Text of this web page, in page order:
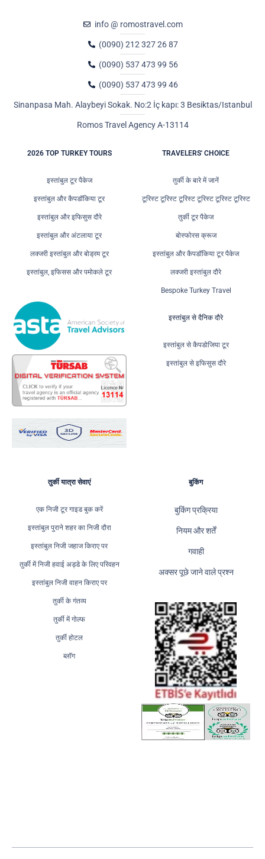
info @ romostravel.com
(0090) 212 327 26 87
(0090) 537 473 99 56
(0090) 537 473 99 46
Sinanpasa Mah. Alaybeyi Sokak. No:2 İç kapı: 3 Besiktas/Istanbul
Romos Travel Agency A-13114
2026 TOP TURKEY TOURS
इस्तांबुल टूर पैकेज
इस्तांबुल और कैपडॉकिया टूर
इस्तांबुल और इफिसुस दौरे
इस्तांबुल और अंटलाया टूर
लक्जरी इस्तांबुल और बोड्रम टूर
इस्तांबुल, इफिसस और पमोकले टूर
TRAVELERS' CHOICE
तुर्की के बारे में जानें
टूरिस्ट टूरिस्ट टूरिस्ट टूरिस्ट टूरिस्ट टूरिस्ट
तुर्की टूर पैकेज
बोस्फोरस क्रूज
इस्तांबुल और कैपडॉकिया टूर पैकेज
लक्जरी इस्तांबुल दौरे
Bespoke Turkey Travel
इस्तांबुल से दैनिक दौरे
इस्तांबुल से कैपडोजिया टूर
इस्तांबुल से इफिसुस दौरे
तुर्की यात्रा सेवाएं
एक निजी टूर गाइड बुक करें
इस्तांबुल पुराने शहर का निजी दौरा
इस्तांबुल निजी जहाज किराए पर
तुर्की में निजी हवाई अड्डे के लिए परिवहन
इस्तांबुल निजी वाहन किराए पर
तुर्की के गंतव्य
तुर्की में गोल्फ
तुर्की होटल
ब्लॉग
बुकिंग
बुकिंग प्रक्रिया
नियम और शर्तें
गवाही
अक्सर पूछे जाने वाले प्रश्न